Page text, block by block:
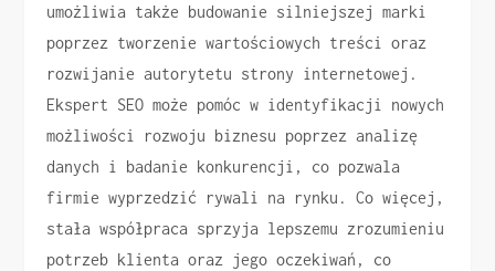
umożliwia także budowanie silniejszej marki
poprzez tworzenie wartościowych treści oraz
rozwijanie autorytetu strony internetowej.
Ekspert SEO może pomóc w identyfikacji nowych
możliwości rozwoju biznesu poprzez analizę
danych i badanie konkurencji, co pozwala
firmie wyprzedzić rywali na rynku. Co więcej,
stała współpraca sprzyja lepszemu zrozumieniu
potrzeb klienta oraz jego oczekiwań, co